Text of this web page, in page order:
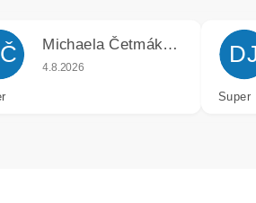
Michaela Četmáková
Hodnocení obchodu je 5 z 5 hvězdiček.
4.8.2026 DJ
Super